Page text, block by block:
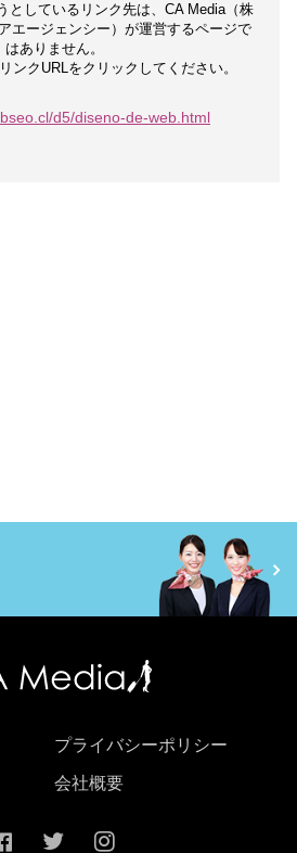
としているリンク先は、 CA Media（株
エージェンシー）が運営するページで
はありません。
ンクURLをクリックしてください。
d5/diseno-de-web.html
プライバシーポリシー
会社概要